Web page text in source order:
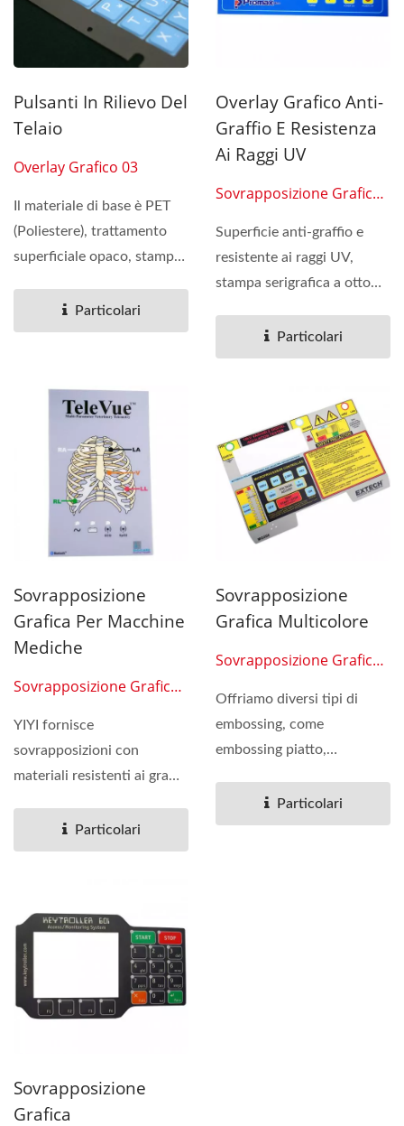
Pulsanti In Rilievo Del
Telaio
Overlay Grafico 03
Il materiale di base è PET
(Poliestere), trattamento
superficiale opaco, stampa
Particolari
Overlay Grafico Anti-
Graffio E Resistenza
Ai Raggi UV
Sovrapposizione Grafica
Superficie anti-graffio e
resistente ai raggi UV,
stampa serigrafica a otto
Particolari
Sovrapposizione
Grafica Per Macchine
Mediche
Sovrapposizione Grafica
YIYI fornisce
sovrapposizioni con
materiali resistenti ai graffi,
all'abrasione,...Particolari
Sovrapposizione
Grafica Multicolore
Sovrapposizione Grafica
Offriamo diversi tipi di
embossing, come
embossing piatto,
embossing rotondo....
Particolari
Sovrapposizione
Grafica